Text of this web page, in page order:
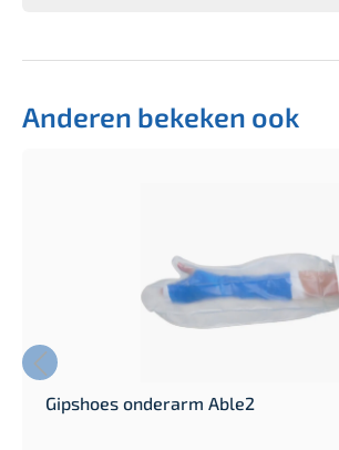
Anderen bekeken ook
Gipshoes onderarm Able2